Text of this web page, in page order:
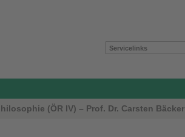
Servicelinks
(ÖR IV) – Prof. Dr. Carsten Bäcker